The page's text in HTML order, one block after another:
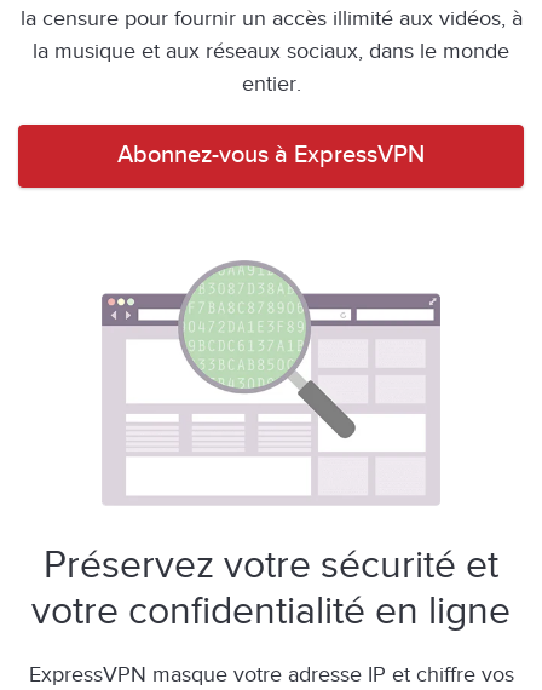
la censure pour fournir un accès illimité aux vidéos, à
la musique et aux réseaux sociaux, dans le monde
entier.
Abonnez-vous à ExpressVPN
Préservez votre sécurité et
votre confidentialité en ligne
ExpressVPN masque votre adresse IP et chiffre vos